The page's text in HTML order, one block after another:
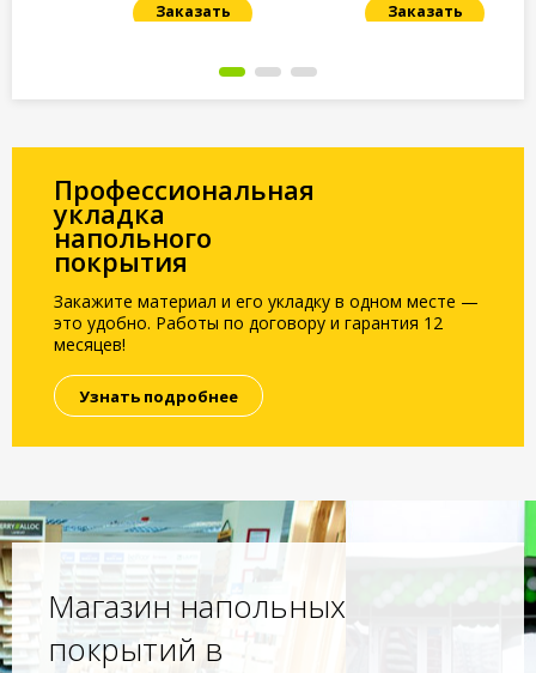
Заказать Заказать
Профессиональная
укладка
напольного
покрытия
Закажите материал и его укладку в одном месте —
это удобно. Работы по договору и гарантия 12
месяцев!
Узнать подробнее
Магазин напольных
покрытий в